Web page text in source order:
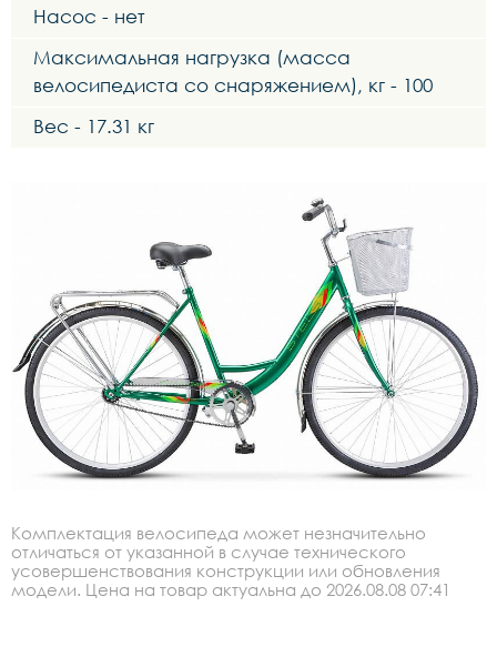
Насос - нет
Максимальная нагрузка (масса
велосипедиста со снаряжением), кг - 100
Вес - 17.31 кг
Комплектация велосипеда может незначительно
отличаться от указанной в случае технического
усовершенствования конструкции или обновления
модели. Цена на товар актуальна до 2026.08.08 07:41